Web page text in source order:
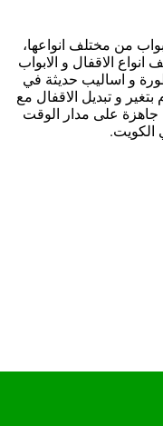
من مختلف انواعها،
الاقفال و الابواب
و اساليب حديثة في
و تبديل الاقفال مع
جاهزة على مدار الوقت
الكويت.